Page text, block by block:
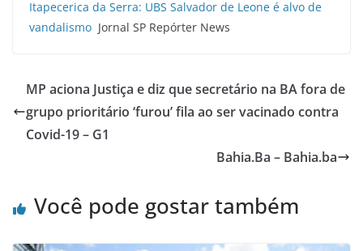
Itapecerica da Serra: UBS Salvador de Leone é alvo de
vandalismo Jornal SP Repórter News
MP aciona Justiça e diz que secretário na BA fora de
grupo prioritário ‘furou’ fila ao ser vacinado contra
Covid-19 – G1
Bahia.Ba – Bahia.ba
Você pode gostar também